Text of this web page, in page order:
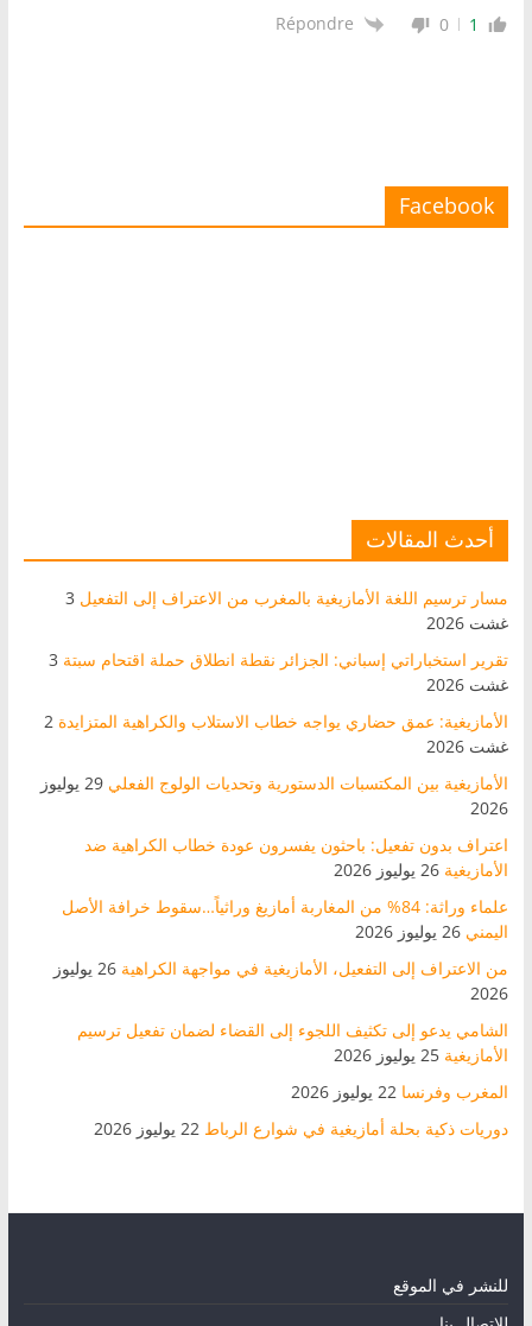
1
0
Répondre
Facebook
أحدث المقالات
مسار ترسيم اللغة الأمازيغية بالمغرب من الاعتراف إلى التفعيل 3
غشت 2026
تقرير استخباراتي إسباني: الجزائر نقطة انطلاق حملة اقتحام سبتة 3
غشت 2026
الأمازيغية: عمق حضاري يواجه خطاب الاستلاب والكراهية المتزايدة 2
غشت 2026
الأمازيغية بين المكتسبات الدستورية وتحديات الولوج الفعلي
29 يوليوز
2026
اعتراف بدون تفعيل: باحثون يفسرون عودة خطاب الكراهية ضد
الأمازيغية 26 يوليوز 2026
علماء وراثة: 84% من المغاربة أمازيغ وراثياً…سقوط خرافة الأصل
اليمني 26 يوليوز 2026
من الاعتراف إلى التفعيل، الأمازيغية في مواجهة الكراهية
26 يوليوز
2026
الشامي يدعو إلى تكثيف اللجوء إلى القضاء لضمان تفعيل ترسيم
الأمازيغية 25 يوليوز 2026
المغرب وفرنسا 22 يوليوز 2026
دوريات ذكية بحلة أمازيغية في شوارع الرباط 22 يوليوز 2026
للنشر في الموقع